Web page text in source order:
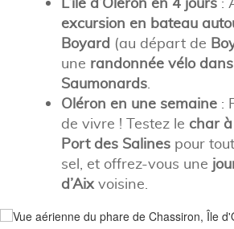
excursion en bateau
Boyard (au départ de
une randonnée vélo
Saumonards.
Oléron en une semaine:
de vivre ! Testez le char
Port des Salinespour
sel, et offrez-vous une
d’Aixvoisine.